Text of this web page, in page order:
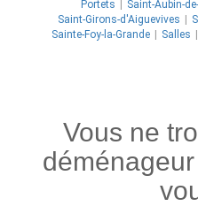
Portets
Saint-Aubin-
Saint-Girons-d'Aiguevives
Sainte-Foy-la-Grande
Salles
Vous ne